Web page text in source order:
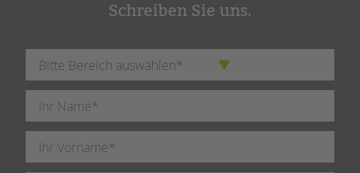
Schreiben Sie uns.